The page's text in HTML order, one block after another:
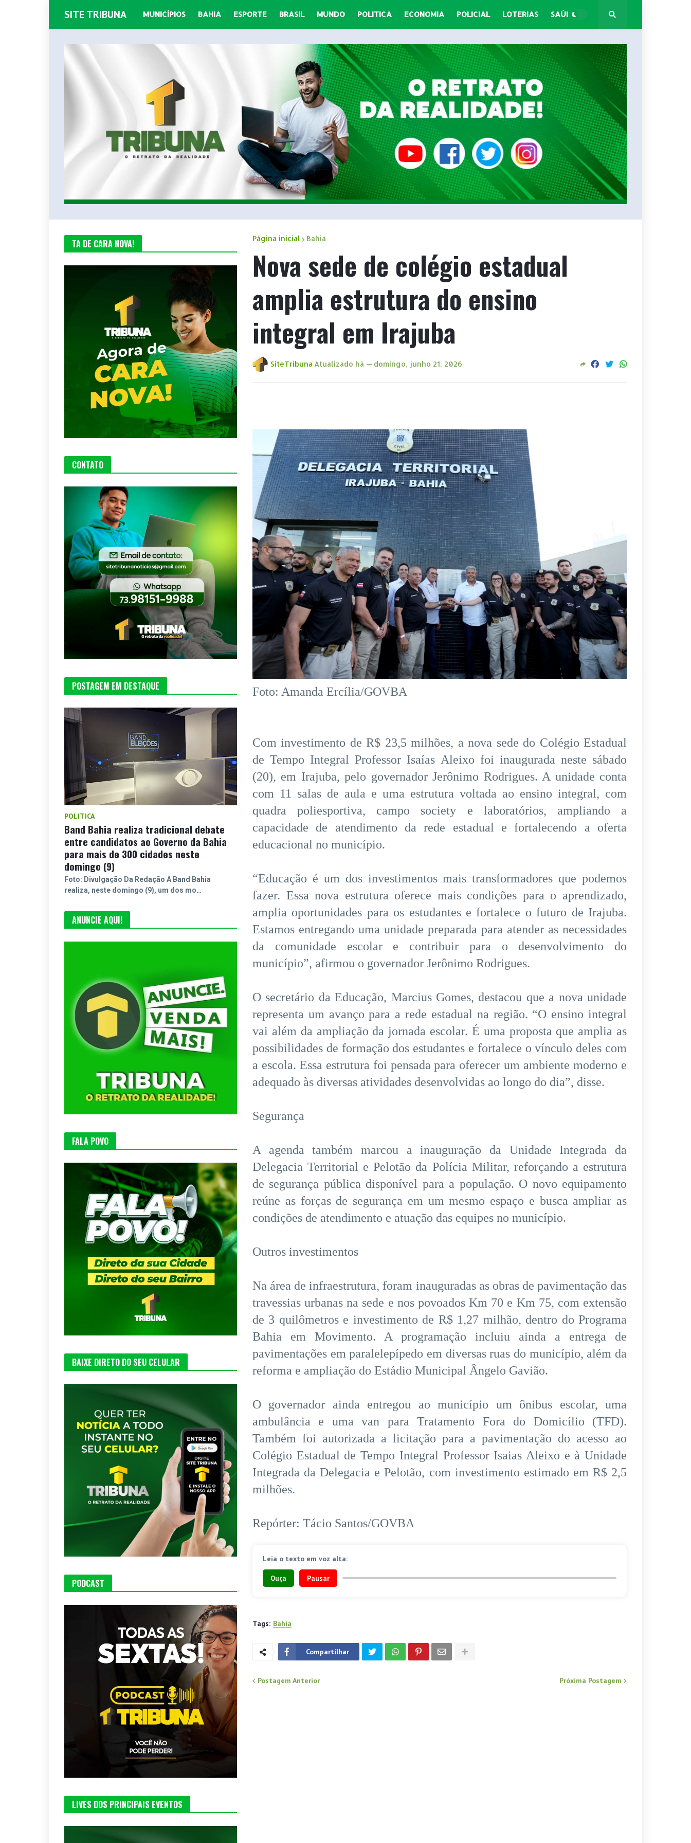
SITE TRIBUNA MUNICÍPIOS BAHIA ESPORTE BRASIL MUNDO POLITICA ECONOMIA POLICIAL LOTERIAS SAÚDE
Página inicial Bahia
Nova sede de colégio estadual
amplia estrutura do ensino
integral em Irajuba
SiteTribuna Atualizado há — domingo, junho 21, 2026
Foto: Amanda Ercília/GOVBA
Com investimento de R$ 23,5 milhões, a nova sede do Colégio Estadual
de Tempo Integral Professor Isaías Aleixo foi inaugurada neste sábado
(20), em Irajuba, pelo governador Jerônimo Rodrigues. A unidade conta
com 11 salas de aula e uma estrutura voltada ao ensino integral, com
quadra poliesportiva, campo society e laboratórios, ampliando a
capacidade de atendimento da rede estadual e fortalecendo a oferta
educacional no município.
“Educação é um dos investimentos mais transformadores que podemos
fazer. Essa nova estrutura oferece mais condições para o aprendizado,
amplia oportunidades para os estudantes e fortalece o futuro de Irajuba.
Estamos entregando uma unidade preparada para atender as necessidades
da comunidade escolar e contribuir para o desenvolvimento do
município”, afirmou o governador Jerônimo Rodrigues.
O secretário da Educação, Marcius Gomes, destacou que a nova unidade
representa um avanço para a rede estadual na região. “O ensino integral
vai além da ampliação da jornada escolar. É uma proposta que amplia as
possibilidades de formação dos estudantes e fortalece o vínculo deles com
a escola. Essa estrutura foi pensada para oferecer um ambiente moderno e
adequado às diversas atividades desenvolvidas ao longo do dia”, disse.
Segurança
A agenda também marcou a inauguração da Unidade Integrada da
Delegacia Territorial e Pelotão da Polícia Militar, reforçando a estrutura
de segurança pública disponível para a população. O novo equipamento
reúne as forças de segurança em um mesmo espaço e busca ampliar as
condições de atendimento e atuação das equipes no município.
Outros investimentos
Na área de infraestrutura, foram inauguradas as obras de pavimentação das
travessias urbanas na sede e nos povoados Km 70 e Km 75, com extensão
de 3 quilômetros e investimento de R$ 1,27 milhão, dentro do Programa
Bahia em Movimento. A programação incluiu ainda a entrega de
pavimentações em paralelepípedo em diversas ruas do município, além da
reforma e ampliação do Estádio Municipal Ângelo Gavião.
O governador ainda entregou ao município um ônibus escolar, uma
ambulância e uma van para Tratamento Fora do Domicílio (TFD).
Também foi autorizada a licitação para a pavimentação do acesso ao
Colégio Estadual de Tempo Integral Professor Isaias Aleixo e à Unidade
Integrada da Delegacia e Pelotão, com investimento estimado em R$ 2,5
milhões.
Repórter: Tácio Santos/GOVBA
Leia o texto em voz alta:
Ouça Pausar
Tags: Bahia
Compartilhar
Postagem Anterior Próxima Postagem
TA DE CARA NOVA!
CONTATO
POSTAGEM EM DESTAQUE
POLITICA
Band Bahia realiza tradicional debate
entre candidatos ao Governo da Bahia
para mais de 300 cidades neste
domingo (9)
Foto: Divulgação Da Redação A Band Bahia
realiza, neste domingo (9), um dos mo…
ANUNCIE AQUI!
FALA POVO
BAIXE DIRETO DO SEU CELULAR
PODCAST
LIVES DOS PRINCIPAIS EVENTOS